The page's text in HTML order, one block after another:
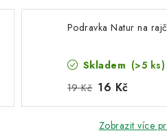
Podravka Natur na
Skladem (>5 ks)
19 Kč 16 Kč
Zobrazit více